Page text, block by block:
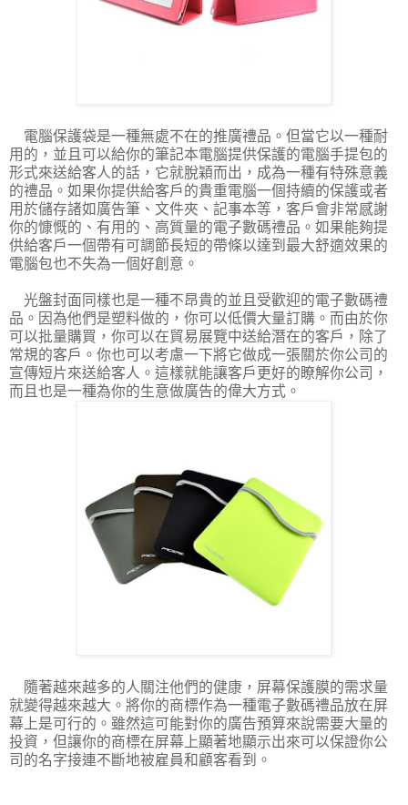
電腦保護袋是一種無處不在的推廣禮品。但當它以一種耐
用的，並且可以給你的筆記本電腦提供保護的電腦手提包的
形式來送給客人的話，它就脫穎而出，成為一種有特殊意義
的禮品。如果你提供給客戶的貴重電腦一個持續的保護或者
用於儲存諸如廣告筆、文件夾、記事本等，客戶會非常感謝
你的慷慨的、有用的、高質量的電子數碼禮品。如果能夠提
供給客戶一個帶有可調節長短的帶條以達到最大舒適效果的
電腦包也不失為一個好創意。
光盤封面同樣也是一種不昂貴的並且受歡迎的電子數碼禮
品。因為他們是塑料做的，你可以低價大量訂購。而由於你
可以批量購買，你可以在貿易展覽中送給潛在的客戶，除了
常規的客戶。你也可以考慮一下將它做成一張關於你公司的
宣傳短片來送給客人。這樣就能讓客戶更好的瞭解你公司，
而且也是一種為你的生意做廣告的偉大方式。
隨著越來越多的人關注他們的健康，屏幕保護膜的需求量
就變得越來越大。將你的商標作為一種電子數碼禮品放在屏
幕上是可行的。雖然這可能對你的廣告預算來說需要大量的
投資，但讓你的商標在屏幕上顯著地顯示出來可以保證你公
司的名字接連不斷地被雇員和顧客看到。